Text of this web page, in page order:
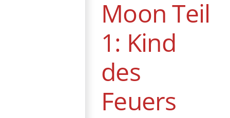
Moon Teil
1: Kind
des
Feuers